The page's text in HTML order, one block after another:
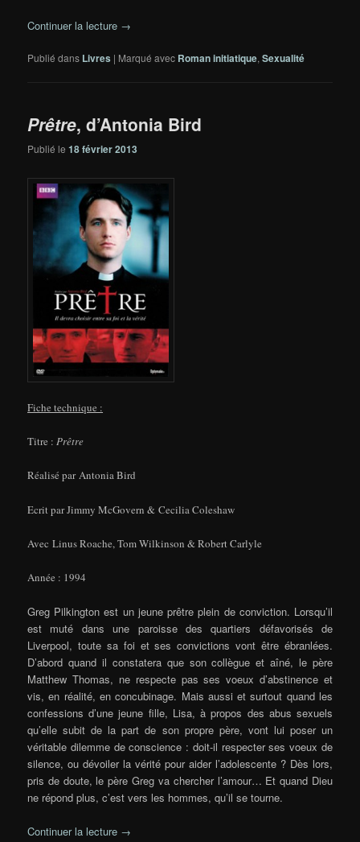
Continuer la lecture →
Publié dans Livres | Marqué avec Roman initiatique,Sexualité
Prêtre, d’Antonia Bird
Publié le18 février 2013
Fiche technique :
Titre :Prêtre
Réalisé par Antonia Bird
Ecrit par Jimmy McGovern & Cecilia Coleshaw
Avec Linus Roache, Tom Wilkinson & Robert Carlyle
Année : 1994
Greg Pilkington est un jeune prêtre plein de conviction. Lorsqu’il
est muté dans une paroisse des quartiers défavorisés de
Liverpool, toute sa foi et ses convictions vont être ébranlées.
D’abord quand il constatera que son collègue et aîné, le père
Matthew Thomas, ne respecte pas ses voeux d’abstinence et
vis, en réalité, en concubinage. Mais aussi et surtout quand les
confessions d’une jeune fille, Lisa, à propos des abus sexuels
qu’elle subit de la part de son propre père, vont lui poser un
véritable dilemme de conscience : doit-il respecter ses voeux de
silence, ou dévoiler la vérité pour aider l’adolescente ? Dès lors,
pris de doute, le père Greg va chercher l’amour… Et quand Dieu
ne répond plus, c’est vers les hommes, qu’il se tourne.
Continuer la lecture →